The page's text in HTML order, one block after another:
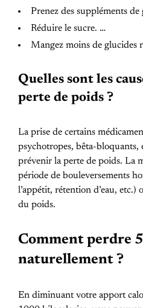
Prenez des suppléments
Réduire le sucre. …
Mangez moins de glucides
Quelles sont les
perte de poids ?
La prise de certains
psychotropes, bêta-bloquants,
prévenir la perte de poids. La
période de bouleversements
l’appétit, rétention d’eau,
du poids.
Comment perdre
naturellement ?
En diminuant votre apport